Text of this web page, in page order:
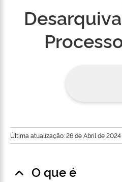
Última atualização: 26 de Abril de 2024
O que é